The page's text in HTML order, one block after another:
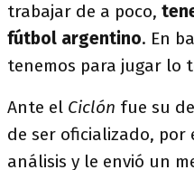
trabajar de a poco,
fútbol argentino. En
tenemos para jugar lo
Ante el Ciclón fue su
de ser oficializado, por
análisis y le envió un